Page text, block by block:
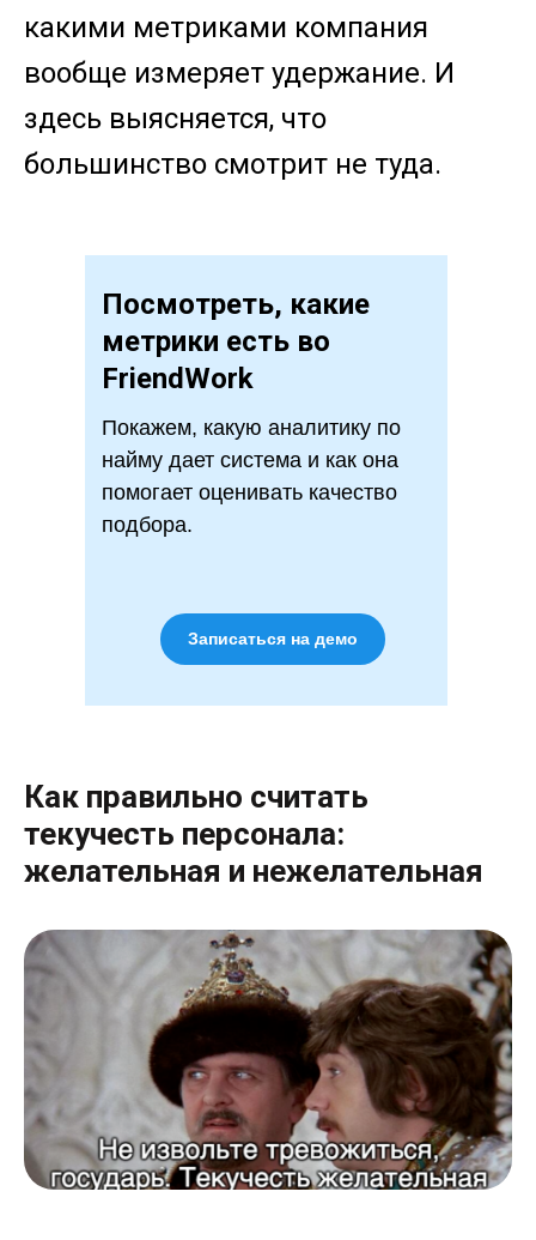
какими метриками компания
вообще измеряет удержание. И
здесь выясняется, что
большинство смотрит не туда.
Посмотреть, какие
метрики есть во
FriendWork
Покажем, какую аналитику по
найму дает система и как она
помогает оценивать качество
подбора.
Записаться на демо
Как правильно считать
текучесть персонала:
желательная и нежелательная